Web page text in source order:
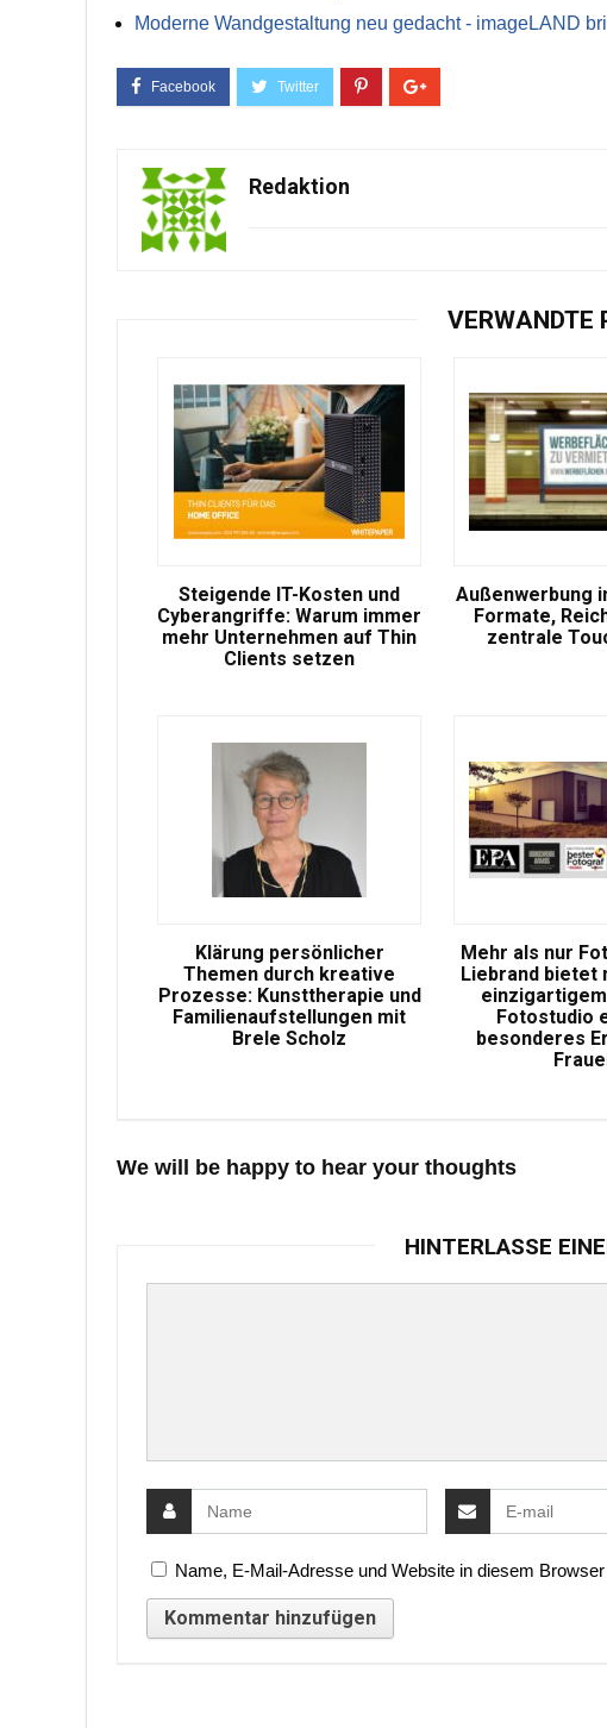
Moderne Wandgestaltung neu gedacht - imageLAND
Redaktion
VERWANDTE
Steigende IT-Kosten und
Cyberangriffe: Warum immer
mehr Unternehmen auf Thin
Clients setzen
Außenwerbung
Formate,
zentrale
Klärung persönlicher
Themen durch kreative
Prozesse: Kunsttherapie und
Familienaufstellungen mit
Brele Scholz
Mehr als nur
Liebrand bietet
Fotostudio
besonderes
We will be happy to hear your thoughts
HINTERLASSE
Name, E-Mail-Adresse und Website in diesem